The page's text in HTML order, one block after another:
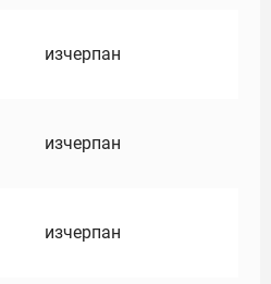
изчерпан
изчерпан
изчерпан